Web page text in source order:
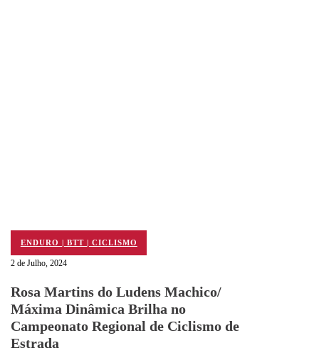
ENDURO | BTT | CICLISMO
2 de Julho, 2024
Rosa Martins do Ludens Machico/
Máxima Dinâmica Brilha no
Campeonato Regional de Ciclismo de
Estrada